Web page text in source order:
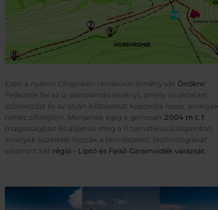
Ezen a nyáron Chopokon rendkívüli élmény vár Önökre!
Fedezzék fel az új panorámás ösvényt, amely az oktatást,
szórakozást és az olyan kilátásokat kapcsolja össze,
nehéz elfelejteni. Menjenek égig a gerincen 2 004 m t. f.
magasságban és álljanak meg a 11 tematikus állásponton,
amelyek közelebb hozzák a természetet, technológiákat
valamint két régió – Liptó és Felső Garamvidék varázsát.